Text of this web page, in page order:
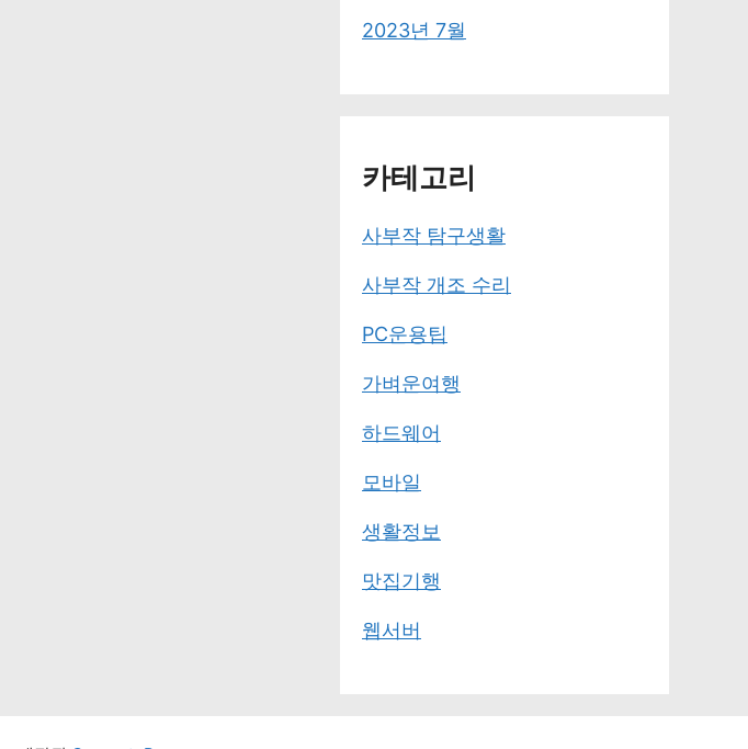
2023년 7월
카테고리
사부작 탐구생활
사부작 개조 수리
PC운용팁
가벼운여행
하드웨어
모바일
생활정보
맛집기행
웹서버